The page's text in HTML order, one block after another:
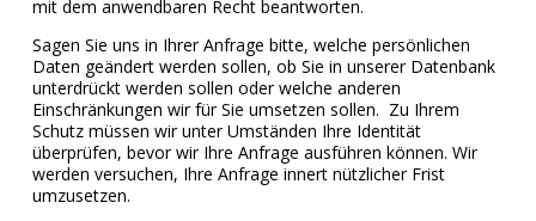
mit dem anwendbaren Recht beantworten.
Sagen Sie uns in Ihrer Anfrage bitte, welche persönlichen
Daten geändert werden sollen, ob Sie in unserer Datenbank
unterdrückt werden sollen oder welche anderen
Einschränkungen wir für Sie umsetzen sollen. Zu Ihrem
Schutz müssen wir unter Umständen Ihre Identität
überprüfen, bevor wir Ihre Anfrage ausführen können. Wir
werden versuchen, Ihre Anfrage innert nützlicher Frist
umzusetzen.